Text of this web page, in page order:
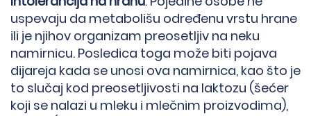
uspevaju da metabolišu određenu vrstu hrane
ili je njihov organizam preosetljiv na neku
namirnicu. Posledica toga može biti pojava
dijareja kada se unosi ova namirnica, kao što je
to slučaj kod preosetljivosti na laktozu (šećer
koji se nalazi u mleku i mlečnim proizvodima),